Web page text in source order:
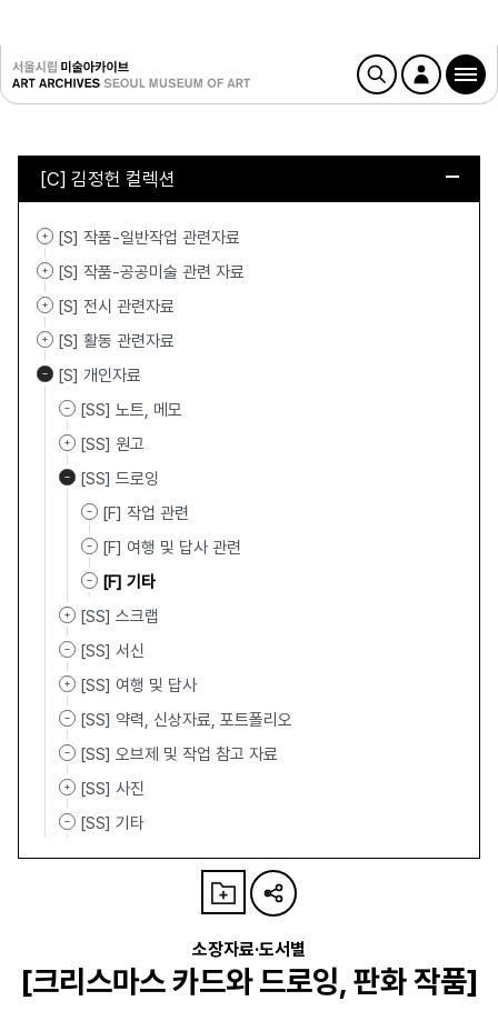
[C] 김정헌 컬렉션
[S] 작품-일반작업 관련자료
[S] 작품-공공미술 관련 자료
[S] 전시 관련자료
[S] 활동 관련자료
[S] 개인자료
[SS] 노트, 메모
[SS] 원고
[SS] 드로잉
[F] 작업 관련
[F] 여행 및 답사 관련
[F] 기타
[SS] 스크랩
[SS] 서신
[SS] 여행 및 답사
[SS] 약력, 신상자료, 포트폴리오
[SS] 오브제 및 작업 참고 자료
[SS] 사진
[SS] 기타
소장자료·도서별
[크리스마스 카드와 드로잉, 판화 작품]